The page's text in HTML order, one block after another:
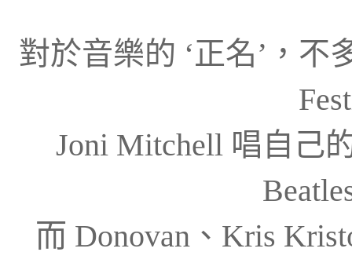
對於音樂的 ‘正名’，不
Joni Mitchell 唱自己
而 Donovan、Kris